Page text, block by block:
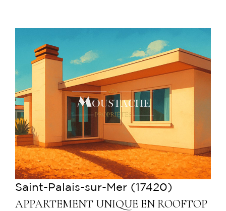
Voir le bien
Saint-Palais-sur-Mer (17420)
APPARTEMENT UNIQUE EN ROOFTOP